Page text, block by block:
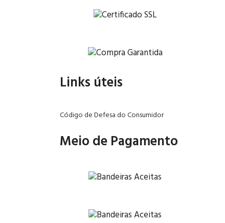
Links úteis
Código de Defesa do Consumidor
Meio de Pagamento